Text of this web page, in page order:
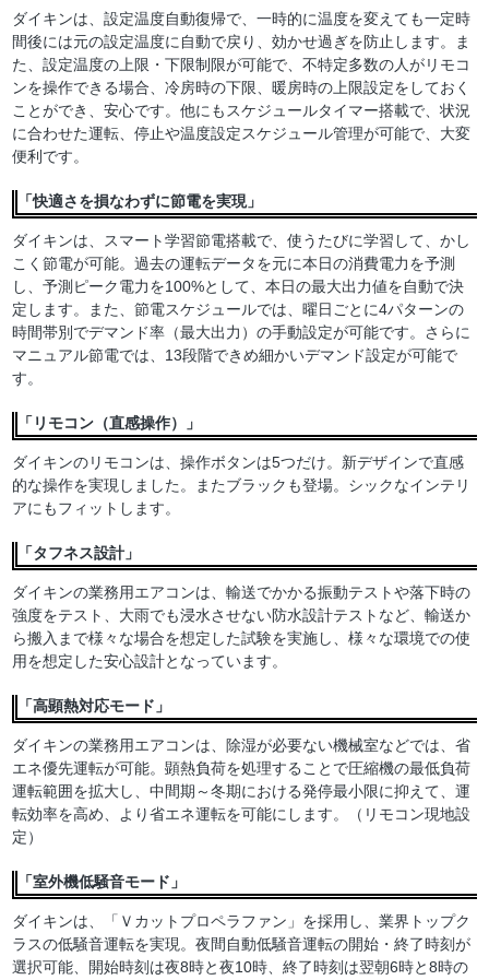
ダイキンは、設定温度自動復帰で、一時的に温度を変えても一定時
間後には元の設定温度に自動で戻り、効かせ過ぎを防止します。ま
た、設定温度の上限・下限制限が可能で、不特定多数の人がリモコ
ンを操作できる場合、冷房時の下限、暖房時の上限設定をしておく
ことができ、安心です。他にもスケジュールタイマー搭載で、状況
に合わせた運転、停止や温度設定スケジュール管理が可能で、大変
便利です。
「快適さを損なわずに節電を実現」
ダイキンは、スマート学習節電搭載で、使うたびに学習して、かし
こく節電が可能。過去の運転データを元に本日の消費電力を予測
し、予測ピーク電力を100%として、本日の最大出力値を自動で決
定します。また、節電スケジュールでは、曜日ごとに4パターンの
時間帯別でデマンド率（最大出力）の手動設定が可能です。さらに
マニュアル節電では、13段階できめ細かいデマンド設定が可能で
す。
「リモコン（直感操作）」
ダイキンのリモコンは、操作ボタンは5つだけ。新デザインで直感
的な操作を実現しました。またブラックも登場。シックなインテリ
アにもフィットします。
「タフネス設計」
ダイキンの業務用エアコンは、輸送でかかる振動テストや落下時の
強度をテスト、大雨でも浸水させない防水設計テストなど、輸送か
ら搬入まで様々な場合を想定した試験を実施し、様々な環境での使
用を想定した安心設計となっています。
「高顕熱対応モード」
ダイキンの業務用エアコンは、除湿が必要ない機械室などでは、省
エネ優先運転が可能。顕熱負荷を処理することで圧縮機の最低負荷
運転範囲を拡大し、中間期～冬期における発停最小限に抑えて、運
転効率を高め、より省エネ運転を可能にします。（リモコン現地設
定）
「室外機低騒音モード」
ダイキンは、「Ｖカットプロペラファン」を採用し、業界トップク
ラスの低騒音運転を実現。夜間自動低騒音運転の開始・終了時刻が
選択可能、開始時刻は夜8時と夜10時、終了時刻は翌朝6時と8時の